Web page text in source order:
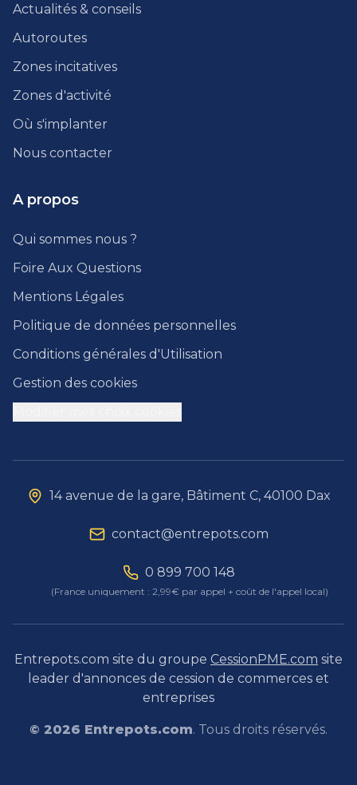
Actualités & conseils
Autoroutes
Zones incitatives
Zones d'activité
Où s'implanter
Nous contacter
A propos
Qui sommes nous ?
Foire Aux Questions
Mentions Légales
Politique de données personnelles
Conditions générales d'Utilisation
Gestion des cookies
14 avenue de la gare, Bâtiment C, 40100 Dax
contact@entrepots.com
0 899 700 148
(France uniquement : 2,99€ par appel + coût de l'appel local)
Entrepots.com site du groupe CessionPME.com site
leader d'annonces de cession de commerces et
entreprises
© 2026 Entrepots.com. Tous droits réservés.